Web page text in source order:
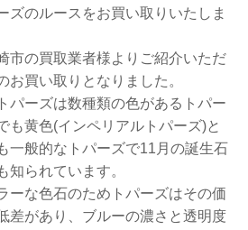
ズのルースをお買い取りいたしま
市の買取業者様よりご紹介いただ
お買い取りとなりました。
パーズは数種類の色があるトパー
も黄色(インペリアルトパーズ)と
一般的なトパーズで11月の誕生石
知られています。
ーな色石のためトパーズはその価
差があり、ブルーの濃さと透明度